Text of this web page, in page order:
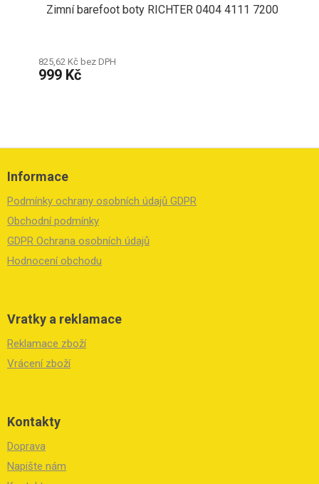
Zimní barefoot boty RICHTER 0404 4111 7200
825,62 Kč bez DPH
999 Kč
Z
Informace
Podmínky ochrany osobních údajů GDPR
Obchodní podmínky
GDPR Ochrana osobních údajů
Hodnocení obchodu
Vratky a reklamace
Reklamace zboží
Vrácení zboží
Kontakty
Doprava
Napište nám